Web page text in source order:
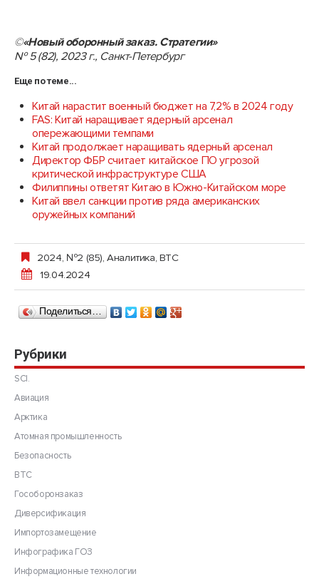
©«Новый оборонный заказ. Стратегии»
№ 5 (82), 2023 г., Санкт-Петербург
Еще по теме...
Китай нарастит военный бюджет на 7,2% в 2024 году
FAS: Китай наращивает ядерный арсенал
опережающими темпами
Китай продолжает наращивать ядерный арсенал
Директор ФБР считает китайское ПО угрозой
критической инфраструктуре США
Филиппины ответят Китаю в Южно-Китайском море
Китай ввел санкции против ряда американских
оружейных компаний
2024, №2 (85),Аналитика, ВТС
19.04.2024
Поделиться…
Рубрики
SCI.
Авиация
Арктика
Атомная промышленность
Безопасность
ВТС
Гособоронзаказ
Диверсификация
Импортозамещение
Инфографика ГОЗ
Информационные технологии